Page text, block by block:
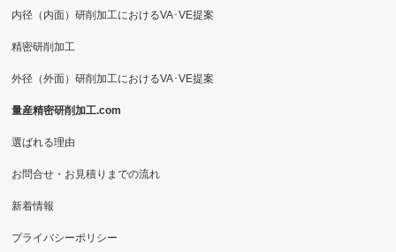
内径（内面）研削加工におけるVA･VE提案
精密研削加工
外径（外面）研削加工におけるVA･VE提案
量産精密研削加工.com
選ばれる理由
お問合せ・お見積りまでの流れ
新着情報
プライバシーポリシー